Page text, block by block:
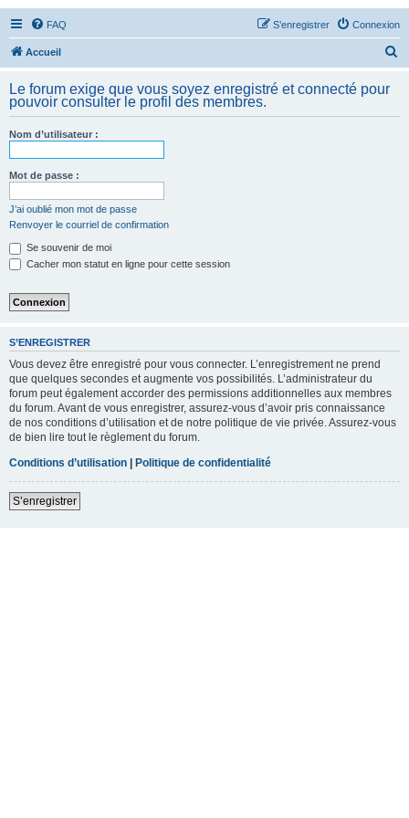
FAQ Connexion
S’enregistrer
Accueil
h
Le forum exige que vous soyez enregistré et connecté pour
pouvoir consulter le profil des membres.
Nom d’utilisateur :
Mot de passe :
J’ai oublié mon mot de passe
Renvoyer le courriel de confirmation
Se souvenir de moi
Cacher mon statut en ligne pour cette session
S’ENREGISTRER
Vous devez être enregistré pour vous connecter. L’enregistrement ne prend
que quelques secondes et augmente vos possibilités. L’administrateur du
forum peut également accorder des permissions additionnelles aux membres
du forum. Avant de vous enregistrer, assurez-vous d’avoir pris connaissance
de nos conditions d’utilisation et de notre politique de vie privée. Assurez-vous
de bien lire tout le règlement du forum.
Conditions d’utilisation | Politique de confidentialité
S’enregistrer